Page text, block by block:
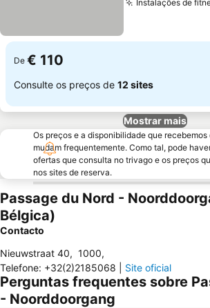
Instalações de
De € 110
Consulte os preços de 12 sites
Mostrar mais
Os preços e a disponibilidade que recebemos
mudam frequentemente. Como tal, pode
ofertas que consulta no trivago e os preços
nos sites de reserva.
Passage du Nord -
Bélgica)
Contacto
Nieuwstraat 40, 1000,
Telefone: +32(2)2185068 Site oficial
Perguntas frequentes sobre
- Noorddoorgang